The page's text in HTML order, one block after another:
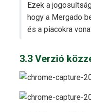
Ezek a
hogy a Mergado
és a piacokra
3.3 Verzió